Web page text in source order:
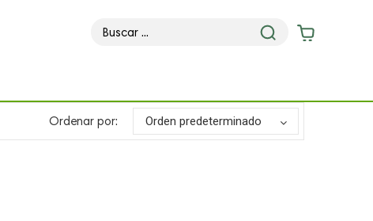
Ordenar por: Orden predeterminado